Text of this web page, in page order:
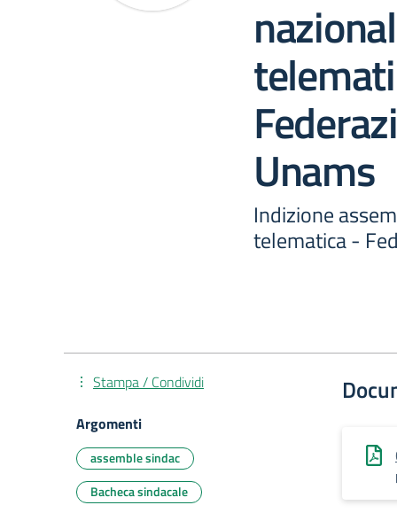
Unams
Indizione
telematica -
Stampa / Condividi
Argomenti
assemble sindac
Bacheca sindacale